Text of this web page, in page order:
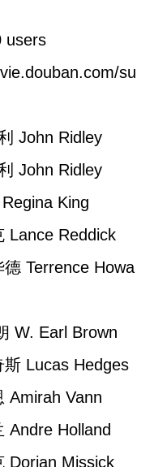
su
Ridley
Ridley
King
Reddick
Howa
Earl Brown
Hedges
Vann
Holland
Missick